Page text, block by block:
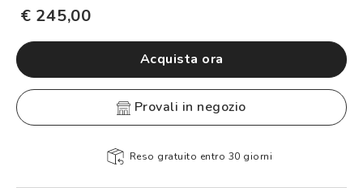
€ 245,00
Acquista ora
provali in negozio
Reso gratuito entro 30 giorni